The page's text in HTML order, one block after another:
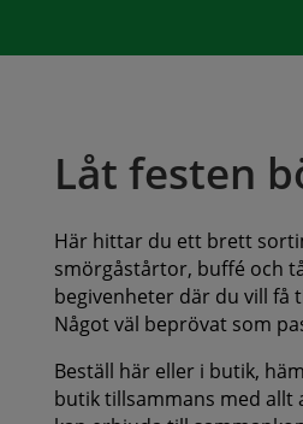
Låt festen
Här hittar du ett brett
smörgåstårtor, buffé och
begivenheter där du vill få
Något väl beprövat som
Beställ här eller i butik,
butik tillsammans med allt